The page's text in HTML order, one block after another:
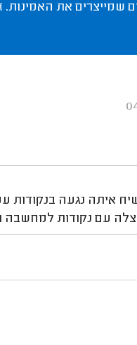
שמייצרים את
איתה נגעה בנקודות
עם נקודות למחשבה